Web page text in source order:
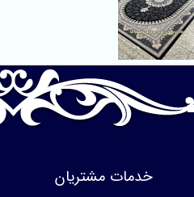
خدمات مشتریان